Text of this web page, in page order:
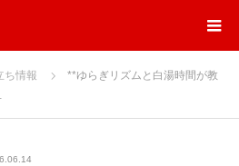
ち情報
**ゆらぎリズムと白湯時間が教